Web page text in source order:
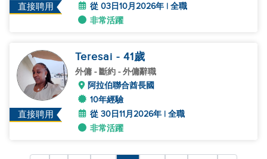
直接聘用
從 03日10月2026年 | 全職
非常活躍
直接聘用
Teresai - 41歲
外傭 - 斷約 - 外傭辭職
阿拉伯聯合酋長國
10年經驗
從 30日11月2026年 | 全職
非常活躍